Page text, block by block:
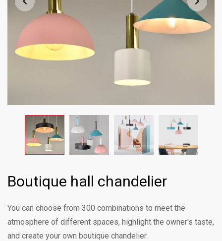
Boutique hall chandelier
You can choose from 300 combinations to meet the
atmosphere of different spaces, highlight the owner's taste,
and create your own boutique chandelier.